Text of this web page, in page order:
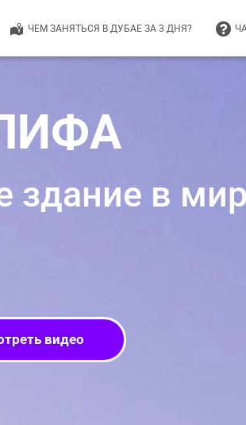
ЧЕМ ЗАНЯТЬСЯ В ДУБАЕ ЗА 3 ДНЯ?
здание в
видео